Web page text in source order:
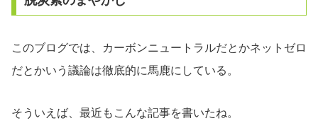
このブログでは、カーボンニュートラルだとかネットゼロ
だとかいう議論は徹底的に馬鹿にしている。
そういえば、最近もこんな記事を書いたね。